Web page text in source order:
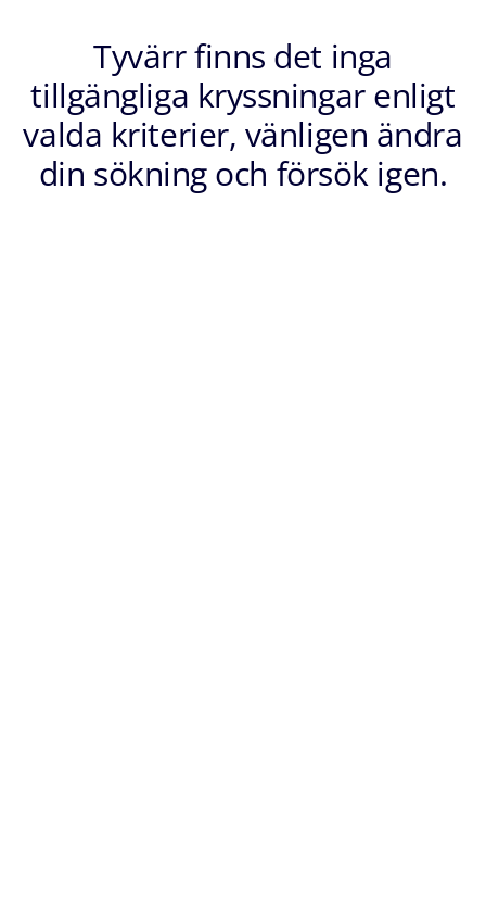
Tyvärr finns det inga
tillgängliga kryssningar enligt
valda kriterier, vänligen ändra
din sökning och försök igen.